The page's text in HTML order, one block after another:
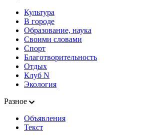
Культура
В городе
Образование, наука
Своими словами
Спорт
Благотворительность
Отдых
Клуб N
Экология
Разное
Объявления
Текст